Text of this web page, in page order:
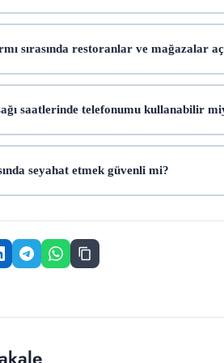
sırasında restoranlar ve mağazalar
saatlerinde telefonumu kullanabilir
seyahat etmek güvenli mi?